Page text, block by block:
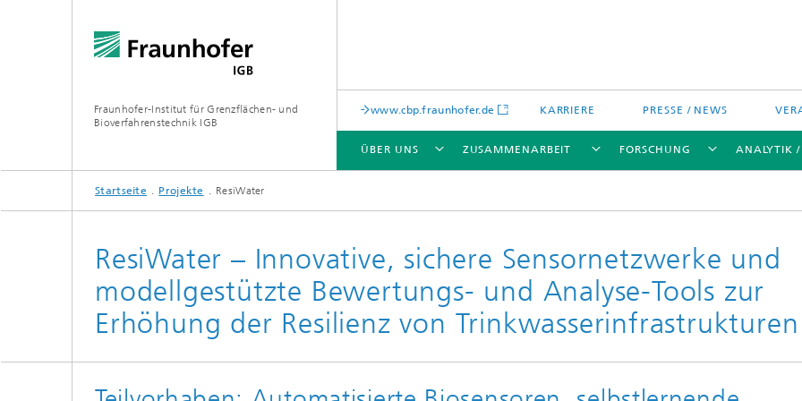
Fraunhofer-Institut für Grenzflächen- und
Bioverfahrenstechnik IGB
www.cbp.fraunhofer.de KARRIERE PRESSE / NEWS
ÜBER UNS
ÜBER UNS
ZUSAMMENARBEIT
ZUSAMMENARBEIT
FORSCHUNG
FORSCHUNG
In-vitro-Diagnostik
Virus-basierte Therapien und
Biofabrikation Wassertechnologien
Wassermanagement – Konzepte
Verfahren für optimierte
Membranen
ANALYTIK /
ANALYTIK / PRÜFUNG
Oberflächenanalytik
PUBLIKATIONEN
Startseite Projekte ResiWater
ResiWater – Innovative, sichere Sensornetzwerke und
modellgestützte Bewertungs- und Analyse-Tools zur
Erhöhung der Resilienz von Trinkwasserinfrastrukturen